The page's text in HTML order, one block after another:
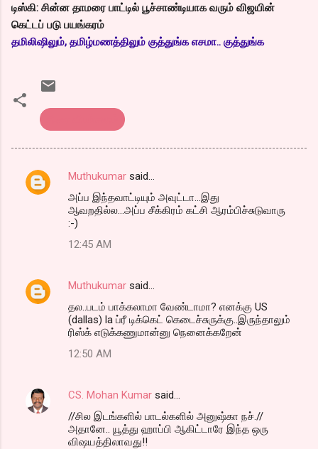
டிஸ்கி: சின்ன தாமரை பாட்டில் பூச்சாண்டியாக வரும் விஜயின்
கெட்டப் படு பயங்கரம்
தமிலிஷிலும், தமிழ்மணத்திலும் குத்துங்க எசமா.. குத்துங்க
C
n
t
Muthukumar said…
அப்ப இந்தவாட்டியும் அவுட்டா...இது
ஆவறதில்ல...அப்ப சீக்கிரம் கட்சி ஆரம்பிச்சுடுவாரு
:-)
12:45 AM
Muthukumar said…
தல..படம் பாக்கலாமா வேண்டாமா? எனக்கு US
(dallas) la ப்ரீ டிக்கெட் கெடைச்சுருக்கு..இருந்தாலும்
ரிஸ்க் எடுக்கணுமான்னு நெனைக்கறேன்
12:50 AM
CS. Mohan Kumar said…
//சில இடங்களில் பாடல்களில் அனுஷ்கா நச்.//
அதானே.. யூத்து ஹாப்பி ஆகிட்டாரே இந்த ஒரு
விஷயத்திலாவது!!